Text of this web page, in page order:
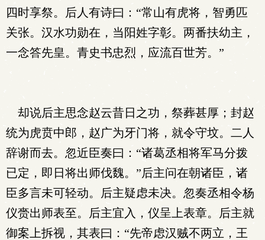
四时享祭。后人有诗曰：“常山有虎将，智勇匹
关张。汉水功勋在，当阳姓字彰。两番扶幼主，
一念答先皇。青史书忠烈，应流百世芳。”
却说后主思念赵云昔日之功，祭葬甚厚；封赵
统为虎贲中郎，赵广为牙门将，就令守坟。二人
辞谢而去。忽近臣奏曰：“诸葛丞相将军马分拨
已定，即日将出师伐魏。”后主问在朝诸臣，诸
臣多言未可轻动。后主疑虑未决。忽奏丞相令杨
仪赍出师表至。后主宜入，仪呈上表章。后主就
御案上拆视，其表曰：“先帝虑汉贼不两立，王